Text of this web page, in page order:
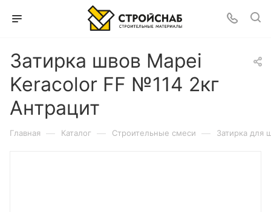
Затирка швов Mapei
Keracolor FF №114 2кг
Антрацит
Главная — Каталог — Строительные смеси — Затирка для